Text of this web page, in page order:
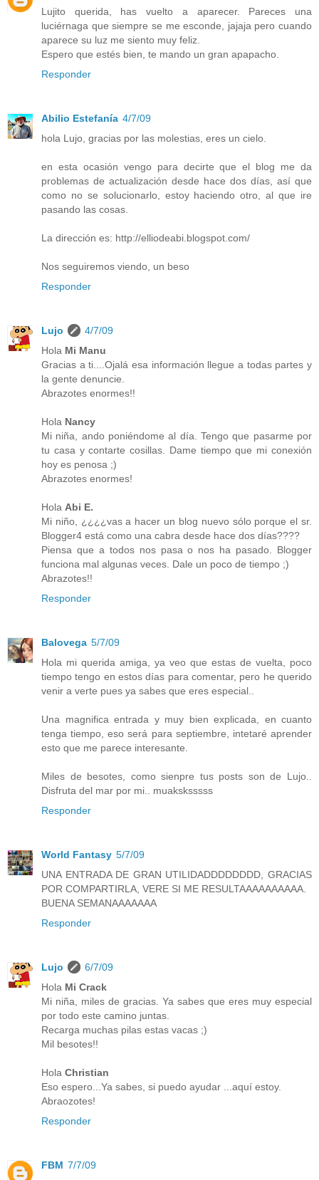
Lujito querida, has vuelto a aparecer. Pareces una
luciérnaga que siempre se me esconde, jajaja pero cuando
aparece su luz me siento muy feliz.
Espero que estés bien, te mando un gran apapacho.
Responder
Abilio Estefanía 4/7/09
hola Lujo, gracias por las molestias, eres un cielo.
en esta ocasión vengo para decirte que el blog me da
problemas de actualización desde hace dos días, así que
como no se solucionarlo, estoy haciendo otro, al que ire
pasando las cosas.
La dirección es: http://elliodeabi.blogspot.com/
Nos seguiremos viendo, un beso
Responder
Lujo
4/7/09
Hola Mi Manu
Gracias a ti....Ojalá esa información llegue a todas partes y
la gente denuncie.
Abrazotes enormes!!
Hola Nancy
Mi niña, ando poniéndome al día. Tengo que pasarme por
tu casa y contarte cosillas. Dame tiempo que mi conexión
hoy es penosa ;)
Abrazotes enormes!
Hola Abi E.
Mi niño, ¿¿¿¿vas a hacer un blog nuevo sólo porque el sr.
Blogger4 está como una cabra desde hace dos días????
Piensa que a todos nos pasa o nos ha pasado. Blogger
funciona mal algunas veces. Dale un poco de tiempo ;)
Abrazotes!!
Responder
Balovega 5/7/09
Hola mi querida amiga, ya veo que estas de vuelta, poco
tiempo tengo en estos días para comentar, pero he querido
venir a verte pues ya sabes que eres especial..
Una magnifica entrada y muy bien explicada, en cuanto
tenga tiempo, eso será para septiembre, intetaré aprender
esto que me parece interesante.
Miles de besotes, como sienpre tus posts son de Lujo..
Disfruta del mar por mi.. muaksksssss
Responder
World Fantasy 5/7/09
UNA ENTRADA DE GRAN UTILIDADDDDDDDD, GRACIAS
POR COMPARTIRLA, VERE SI ME RESULTAAAAAAAAAA.
BUENA SEMANAAAAAAA
Responder
Lujo
6/7/09
Hola Mi Crack
Mi niña, miles de gracias. Ya sabes que eres muy especial
por todo este camino juntas.
Recarga muchas pilas estas vacas ;)
Mil besotes!!
Hola Christian
Eso espero...Ya sabes, si puedo ayudar ...aquí estoy.
Abraozotes!
Responder
FBM 7/7/09